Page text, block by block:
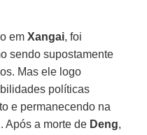
emXangai, foi
sendo supostamente
Mas ele logo
políticas
e permanecendo na
Após a morte de Deng,